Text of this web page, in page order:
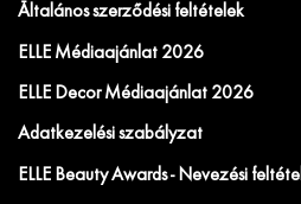
Általános szerződési feltételek
ELLE Médiaajánlat 2026
ELLE Decor Médiaajánlat 2026
Adatkezelési szabályzat
ELLE Beauty Awards - Nevezési